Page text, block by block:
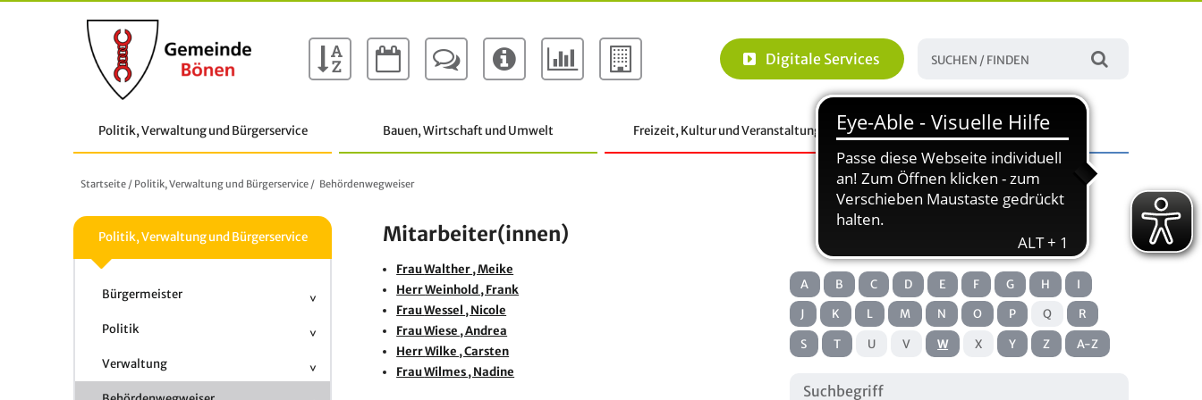
Digitale Services
Politik, Verwaltung und Bürgerservice Bauen, Wirtschaft und Umwelt Freizeit, Kultur und Veranstaltungen Familie, Bildung und Soziales
Startseite / Politik, Verwaltung und Bürgerservice / Behördenwegweiser
Politik, Verwaltung und Bürgerservice
Bürgermeister
Politik
Verwaltung
Mitarbeiter(innen)
FrauWalther, Meike
HerrWeinhold, Frank
FrauWessel , Nicole
FrauWiese , Andrea
HerrWilke , Carsten
FrauWilmes, Nadine
A B C D E F G H
I
J
K L M N O P Q
R
S
T U V W X Y Z A-Z